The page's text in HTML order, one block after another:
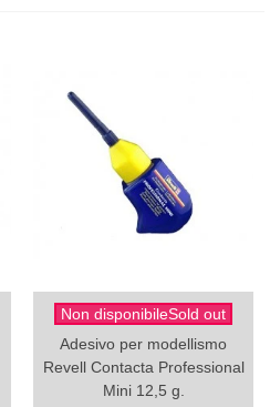
Non disponibileSold out
Adesivo per modellismo
Revell Contacta Professional
Mini 12,5 g.